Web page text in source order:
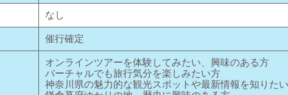
なし
催行確定
オンラインツアーを体験してみたい、興味のある方
バーチャルでも旅行気分を楽しみたい方
神奈川県の魅力的な観光スポットや最新情報を知りた